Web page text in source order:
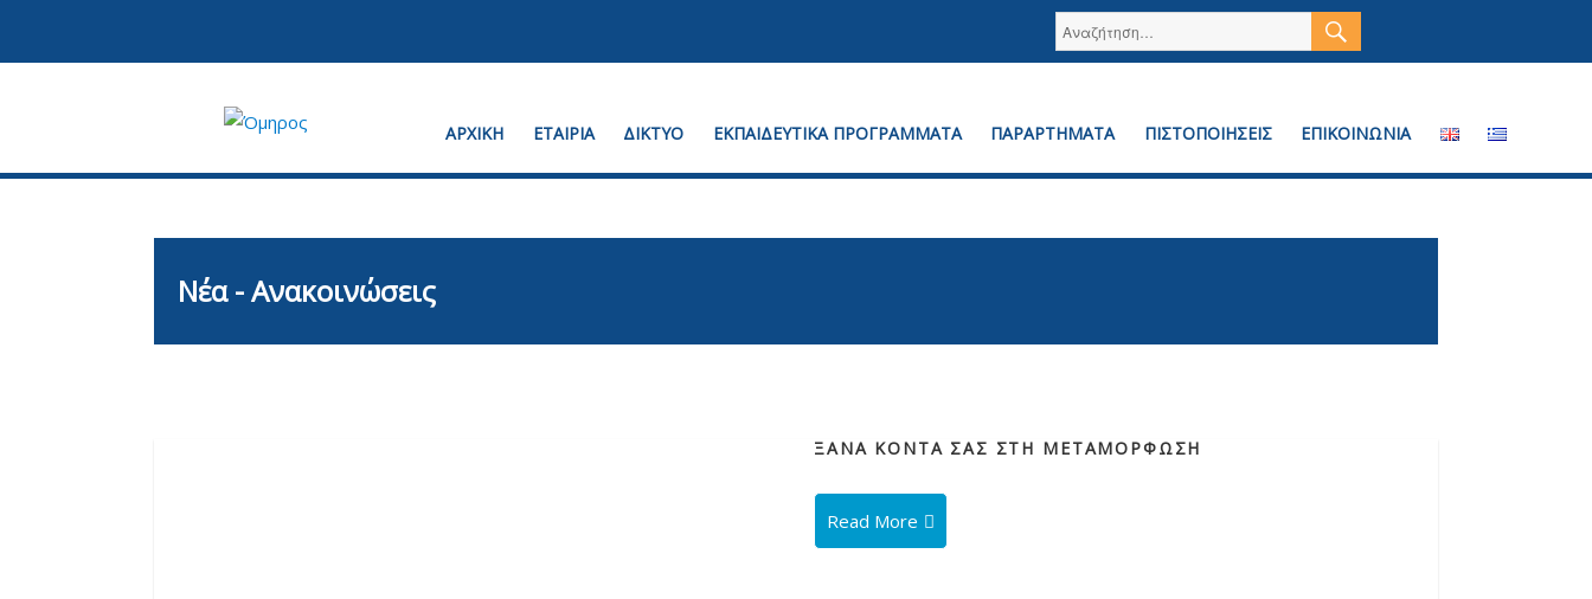
Αναζήτηση
για:
Όμηρος
ΑΡΧΙΚΗ ΕΤΑΙΡΙΑ ΔΙΚΤΥΟ ΕΚΠΑΙΔΕΥΤΙΚΑ ΠΡΟΓΡΑΜΜΑΤΑ ΠΑΡΑΡΤΗΜΑΤΑ ΠΙΣΤΟΠΟΙΗΣΕΙΣ ΕΠΙΚΟΙΝΩΝΙΑ
Νέα - Ανακοινώσεις
ΞΑΝΑ ΚΟΝΤΑ ΣΑΣ ΣΤΗ ΜΕΤΑΜΟΡΦΩΣΗ
Read More